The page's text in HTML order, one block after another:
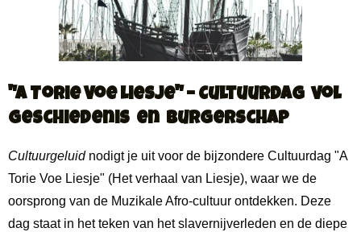
"A Torie Voe Liesje" – Cultuurdag vol
Geschiedenis en Burgerschap
Cultuurgeluidnodigt je uit voor de bijzondere Cultuurdag "A
Torie Voe Liesje" (Het verhaal van Liesje), waar we de
oorsprong van de Muzikale Afro-cultuur ontdekken. Deze
dag staat in het teken van het slavernijverleden en de diepe